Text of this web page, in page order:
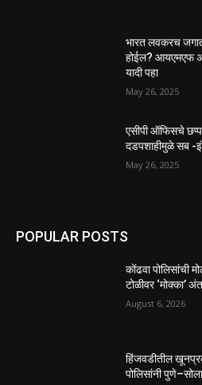
भारत लवकरच
होईल? आयएमएफ
यादी पहा
May 26, 2025
एसीपी ऑफिसचे
दडपशाहीमुळे सब -
May 26, 2025
POPULAR POSTS
कोंढवा पोलिसांची
टोळीवर ‘मोक्का’
August 6, 2026
हिंजवडीतील
पोलिसांनी